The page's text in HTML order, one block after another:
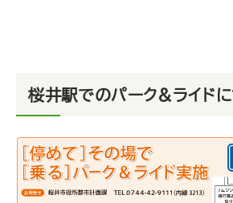
桜井駅でのパーク&ライド